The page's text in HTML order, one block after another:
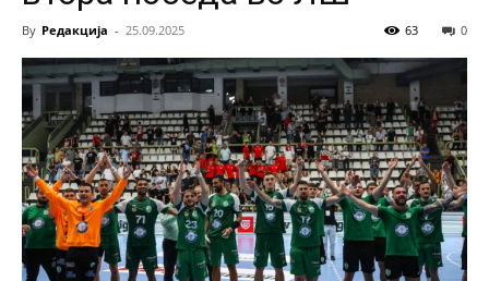
By Редакција - 25.09.2025 0
63